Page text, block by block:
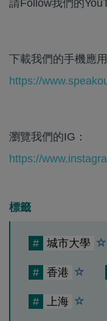
請Follow我們的
下載我們的手機應
https://
瀏覽我們的IG：
https://
標籤
# 城市大學
# 香港
# 上海